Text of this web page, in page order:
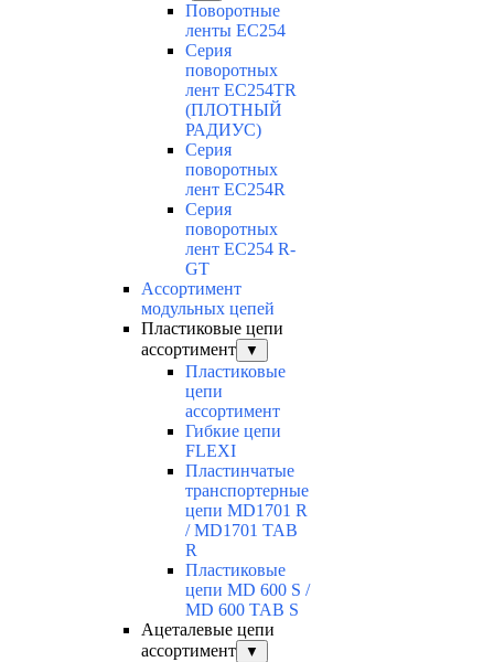
Поворотные
ленты EC254
Серия
поворотных
лент EC254TR
(ПЛОТНЫЙ
РАДИУС)
Серия
поворотных
лент EC254R
Серия
поворотных
лент EC254 R-
GT
Ассортимент
модульных цепей
Пластиковые цепи
ассортимент
▼
Пластиковые
цепи
ассортимент
Гибкие цепи
FLEXI
Пластинчатые
транспортерные
цепи MD1701 R
/ MD1701 TAB
R
Пластиковые
цепи MD 600 S /
MD 600 TAB S
Ацеталевые цепи
ассортимент
▼